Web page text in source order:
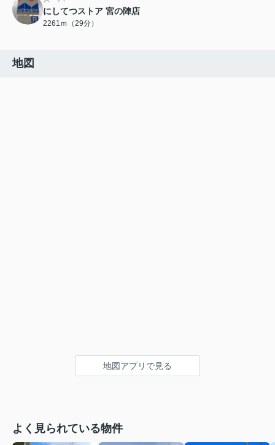
にしてつストア 宮の陣店
2261ｍ（29分）
地図
地図アプリで見る
よく見られている物件